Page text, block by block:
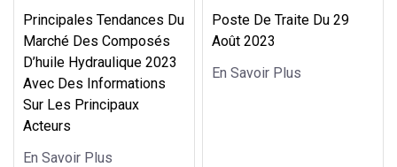
Principales Tendances Du
Marché Des Composés
D’huile Hydraulique 2023
Avec Des Informations
Sur Les Principaux
Acteurs
En Savoir Plus
Poste De Traite Du 29
Août 2023
En Savoir Plus